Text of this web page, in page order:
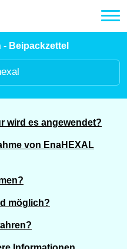
Beipackzettel
wird es angewendet?
von EnaHEXAL
möglich?